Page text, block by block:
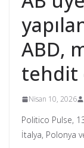
ABD,
tehdit
Nisan 10, 2026
Politico Pulse,
İtalya, Polonya